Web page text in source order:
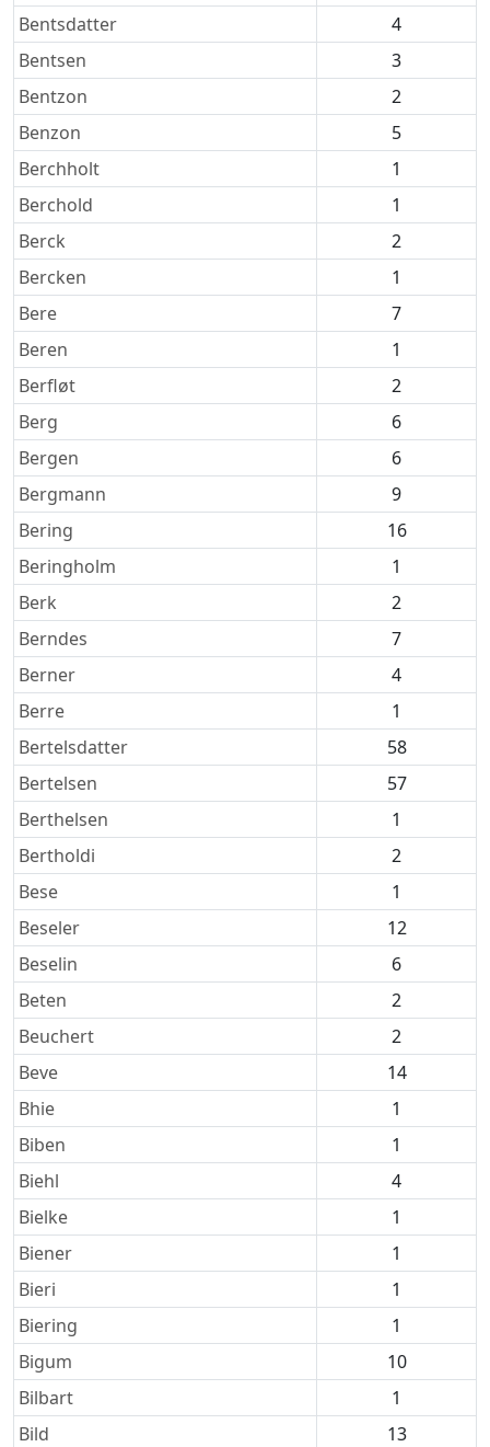
Bentsdatter
4
Bentsen
3
Bentzon
2
Benzon
5
Berchholt
1
Berchold
1
Berck
2
Bercken
1
Bere
7
Beren
1
Berfløt
2
Berg
6
Bergen
6
Bergmann
9
Bering
16
Beringholm
1
Berk
2
Berndes
7
Berner
4
Berre
1
Bertelsdatter
58
Bertelsen
57
Berthelsen
1
Bertholdi
2
Bese
1
Beseler
12
Beselin
6
Beten
2
Beuchert
2
Beve
14
Bhie
1
Biben
1
Biehl
4
Bielke
1
Biener
1
Bieri
1
Biering
1
Bigum
10
Bilbart
1
Bild
13